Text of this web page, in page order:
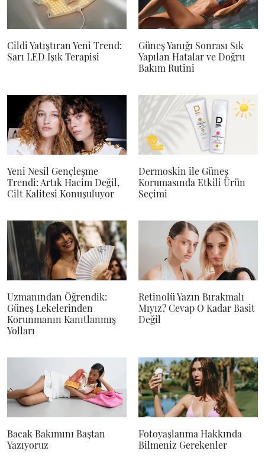
Cildi Yatıştıran Yeni Trend:
Sarı LED Işık Terapisi
Güneş Yanığı Sonrası Sık
Yapılan Hatalar ve Doğru
Bakım Rutini
Yeni Nesil Gençleşme
Trendi: Artık Hacim Değil,
Cilt Kalitesi Konuşuluyor
Dermoskin ile Güneş
Korumasında Etkili Ürün
Seçimi
Uzmanından Öğrendik:
Güneş Lekelerinden
Korunmanın Kanıtlanmış
Yolları
Retinolü Yazın Bırakmalı
Mıyız? Cevap O Kadar Basit
Değil
Bacak Bakımını Baştan
Yazıyoruz
Fotoyaşlanma Hakkında
Bilmeniz Gerekenler